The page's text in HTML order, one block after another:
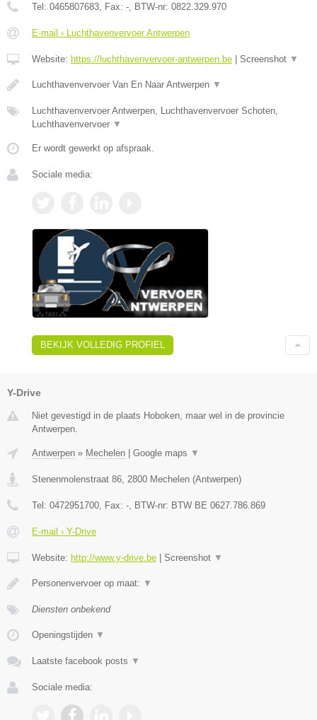
Tel: 0465807683 , Fax: - , BTW-nr: 0822.329.970
E-mail › Luchthavenvervoer Antwerpen
Website: https://luchthavenvervoer-antwerpen.be Screenshot ▼
Luchthavenvervoer Van En Naar Antwerpen ▼
Luchthavenvervoer Antwerpen, Luchthavenvervoer Schoten,
Luchthavenvervoer ▼
Er wordt gewerkt op afspraak.
Sociale media:
BEKIJK VOLLEDIG PROFIEL
Y-Drive
Niet gevestigd in de plaats Hoboken, maar wel in de provincie
Antwerpen.
Antwerpen » Mechelen Google maps ▼
Stenenmolenstraat 86 2800 Mechelen (Antwerpen)
Tel: 0472951700 , Fax: - , BTW-nr: BTW BE 0627.786.869
E-mail › Y-Drive
Website: http://www.y-drive.be Screenshot ▼
Personenvervoer op maat: ▼
Diensten onbekend
Openingstijden ▼
Laatste facebook posts ▼
Sociale media: